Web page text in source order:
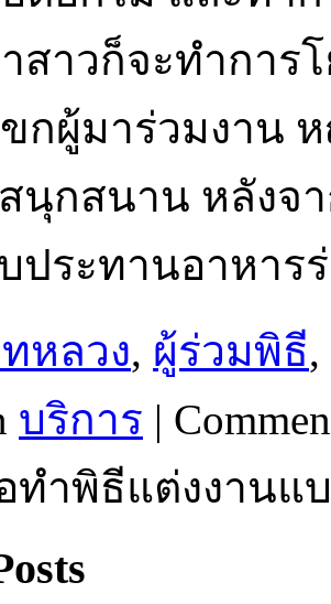
สาวก็จะทำกา
กผู้มาร่วมงาน
นุกสนาน หลังจ
ประทานอาหาร
หลวง, ผู้ร่วมพิธี,
บริการ |
ทำพิธีแต่งงานแ